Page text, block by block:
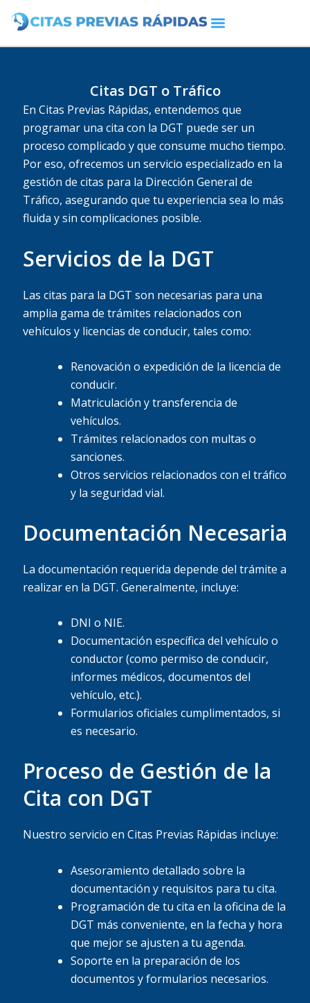
contenido
Citas DGT o Tráfico
En Citas Previas Rápidas, entendemos que
programar una cita con la DGT puede ser un
proceso complicado y que consume mucho tiempo.
Por eso, ofrecemos un servicio especializado en la
gestión de citas para la Dirección General de
Tráfico, asegurando que tu experiencia sea lo más
fluida y sin complicaciones posible.
Servicios de la DGT
Las citas para la DGT son necesarias para una
amplia gama de trámites relacionados con
vehículos y licencias de conducir, tales como:
Renovación o expedición de la licencia de
conducir.
Matriculación y transferencia de
vehículos.
Trámites relacionados con multas o
sanciones.
Otros servicios relacionados con el tráfico
y la seguridad vial.
Documentación Necesaria
La documentación requerida depende del trámite a
realizar en la DGT. Generalmente, incluye:
DNI o NIE.
Documentación específica del vehículo o
conductor (como permiso de conducir,
informes médicos, documentos del
vehículo, etc.).
Formularios oficiales cumplimentados, si
es necesario.
Proceso de Gestión de la
Cita con DGT
Nuestro servicio en Citas Previas Rápidas incluye:
Asesoramiento detallado sobre la
documentación y requisitos para tu cita.
Programación de tu cita en la oficina de la
DGT más conveniente, en la fecha y hora
que mejor se ajusten a tu agenda.
Soporte en la preparación de los
documentos y formularios necesarios.